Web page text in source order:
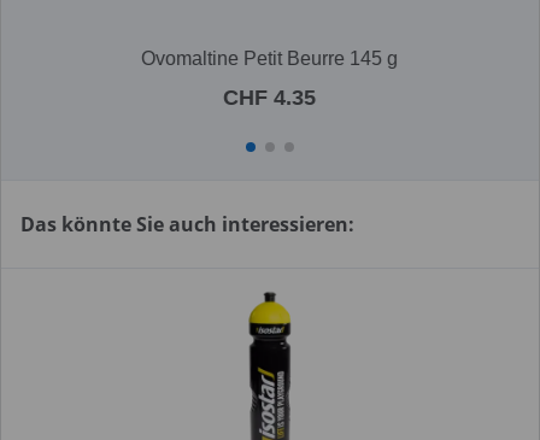
Ovomaltine Petit Beurre 145 g
CHF 4.35
Das könnte Sie auch interessieren: